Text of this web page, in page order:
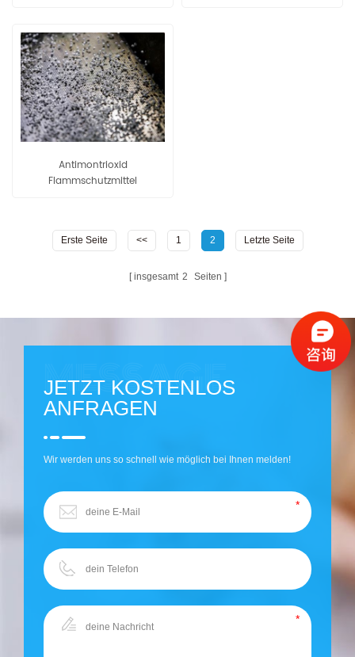
Antimontrioxid
Flammschutzmittel
Erste Seite << 1 2 Letzte Seite
insgesamt 2 Seiten
JETZT KOSTENLOS
ANFRAGEN
Wir werden uns so schnell wie möglich bei Ihnen melden!